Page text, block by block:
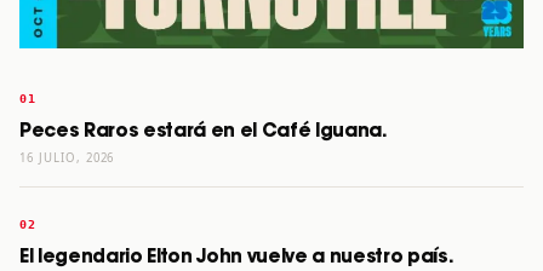
Peces Raros estará en el Café Iguana.
16 JULIO, 2026
El legendario Elton John vuelve a nuestro país.